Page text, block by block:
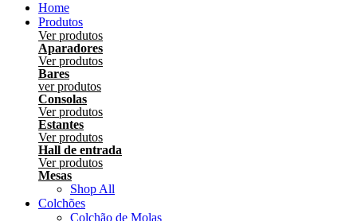
Home
Produtos
Ver produtos
Aparadores
Ver produtos
Bares
ver produtos
Consolas
Ver produtos
Estantes
Ver produtos
Hall de entrada
Ver produtos
Mesas
Shop All
Colchões
Colchão de Molas